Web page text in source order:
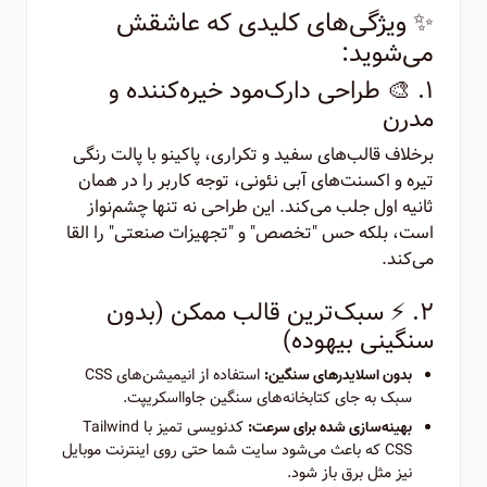
✨ ویژگی‌های کلیدی که عاشقش
می‌شوید:
۱. 🎨 طراحی دارک‌مود خیره‌کننده و
مدرن
برخلاف قالب‌های سفید و تکراری، پاکینو با پالت رنگی
تیره و اکسنت‌های آبی نئونی، توجه کاربر را در همان
ثانیه اول جلب می‌کند. این طراحی نه تنها چشم‌نواز
است، بلکه حس "تخصص" و "تجهیزات صنعتی" را القا
می‌کند.
۲. ⚡ سبک‌ترین قالب ممکن (بدون
سنگینی بیهوده)
بدون اسلایدرهای سنگین:
استفاده از انیمیشن‌های CSS
سبک به جای کتابخانه‌های سنگین جاوااسکریپت.
بهینه‌سازی شده برای سرعت:
کدنویسی تمیز با Tailwind
CSS که باعث می‌شود سایت شما حتی روی اینترنت موبایل
نیز مثل برق باز شود.